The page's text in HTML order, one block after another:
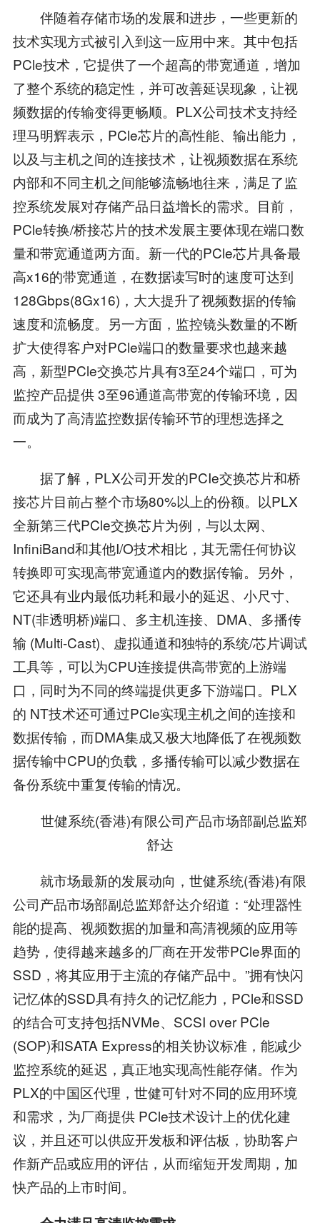
伴随着存储市场的发展和进步，一些更新的
技术实现方式被引入到这一应用中来。其中包括
PCle技术，它提供了一个超高的带宽通道，增加
了整个系统的稳定性，并可改善延误现象，让视
频数据的传输变得更畅顺。PLX公司技术支持经
理马明辉表示，PCle芯片的高性能、输出能力，
以及与主机之间的连接技术，让视频数据在系统
内部和不同主机之间能够流畅地往来，满足了监
控系统发展对存储产品日益增长的需求。目前，
PCle转换/桥接芯片的技术发展主要体现在端口数
量和带宽通道两方面。新一代的PCle芯片具备最
高x16的带宽通道，在数据读写时的速度可达到
128Gbps(8Gx16)，大大提升了视频数据的传输
速度和流畅度。另一方面，监控镜头数量的不断
扩大使得客户对PCle端口的数量要求也越来越
高，新型PCle交换芯片具有3至24个端口，可为
监控产品提供 3至96通道高带宽的传输环境，因
而成为了高清监控数据传输环节的理想选择之
一。
据了解，PLX公司开发的PCIe交换芯片和桥
接芯片目前占整个市场80%以上的份额。以PLX
全新第三代PCle交换芯片为例，与以太网、
InfiniBand和其他I/O技术相比，其无需任何协议
转换即可实现高带宽通道内的数据传输。另外，
它还具有业内最低功耗和最小的延迟、小尺寸、
NT(非透明桥)端口、多主机连接、DMA、多播传
输 (Multi-Cast)、虚拟通道和独特的系统/芯片调试
工具等，可以为CPU连接提供高带宽的上游端
口，同时为不同的终端提供更多下游端口。PLX
的 NT技术还可通过PCle实现主机之间的连接和
数据传输，而DMA集成又极大地降低了在视频数
据传输中CPU的负载，多播传输可以减少数据在
备份系统中重复传输的情况。
世健系统(香港)有限公司产品市场部副总监郑
舒达
就市场最新的发展动向，世健系统(香港)有限
公司产品市场部副总监郑舒达介绍道：“处理器性
能的提高、视频数据的加量和高清视频的应用等
趋势，使得越来越多的厂商在开发带PCle界面的
SSD，将其应用于主流的存储产品中。”拥有快闪
记忆体的SSD具有持久的记忆能力，PCle和SSD
的结合可支持包括NVMe、SCSI over PCle
(SOP)和SATA Express的相关协议标准，能减少
监控系统的延迟，真正地实现高性能存储。作为
PLX的中国区代理，世健可针对不同的应用环境
和需求，为厂商提供 PCle技术设计上的优化建
议，并且还可以供应开发板和评估板，协助客户
作新产品或应用的评估，从而缩短开发周期，加
快产品的上市时间。